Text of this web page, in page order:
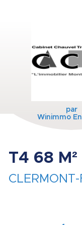
par
Winimmo
T4 68 M²